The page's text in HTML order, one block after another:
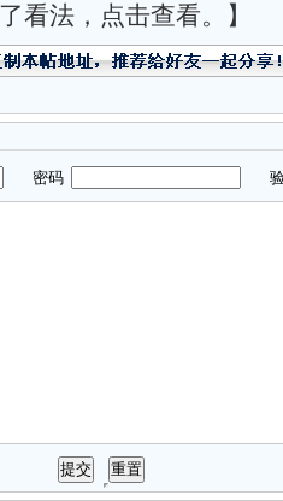
看法，点击查看。】
密码 验